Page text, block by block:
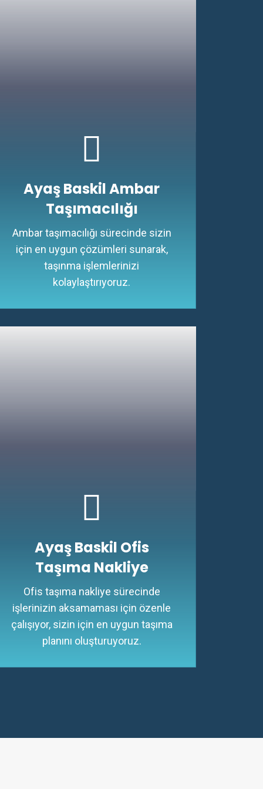
Ayaş Baskil Ambar
Taşımacılığı
Ambar taşımacılığı sürecinde sizin
için en uygun çözümleri sunarak,
taşınma işlemlerinizi
kolaylaştırıyoruz.
Ayaş Baskil Ofis
Taşıma Nakliye
Ofis taşıma nakliye sürecinde
işlerinizin aksamaması için özenle
çalışıyor, sizin için en uygun taşıma
planını oluşturuyoruz.